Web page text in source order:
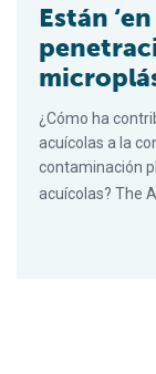
Están
¿Cómo ha
acuícolas a la
contaminación
acuícolas? The